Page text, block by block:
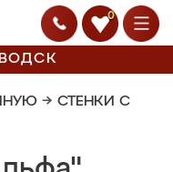
0
→ СТЕНКИ С